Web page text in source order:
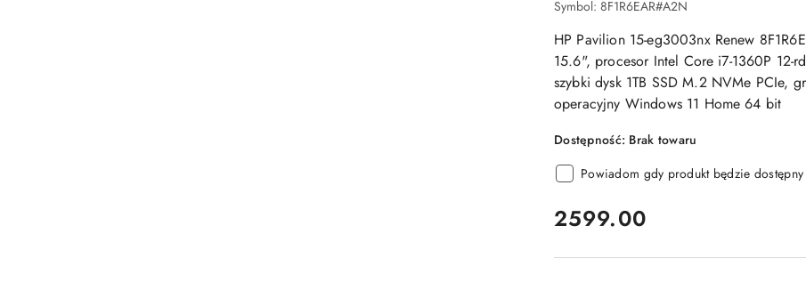
Symbol: 8F1R6EAR#A2N
HP Pavilion 15-eg3003nx Renew
15.6", procesor Intel Core i7-1360P 12-
szybki dysk 1TB SSD M.2 NVMe PCIe,
operacyjny Windows 11 Home 64 bit
Dostępność: Brak towaru
Powiadom gdy produkt będzie dostępny
cena:
2599.00